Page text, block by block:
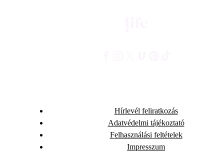
Hírlevél feliratkozás
Adatvédelmi tájékoztató
Felhasználási feltételek
Impresszum